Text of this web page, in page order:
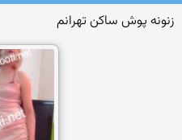
زنونه پوش ساکن تهرانم